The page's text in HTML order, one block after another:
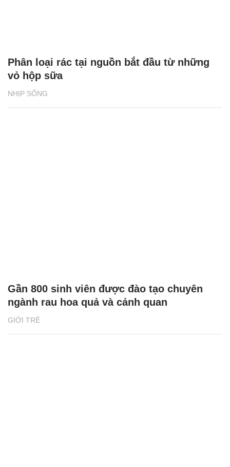
NHỊP SỐNG
Phân loại rác tại nguồn bắt đầu từ những
vỏ hộp sữa
GIỚI TRẺ
Gần 800 sinh viên được đào tạo chuyên
ngành rau hoa quả và cảnh quan